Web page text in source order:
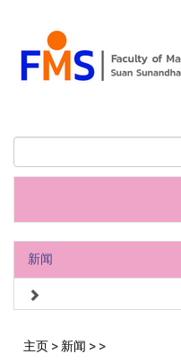
新闻
主页>新闻 >>